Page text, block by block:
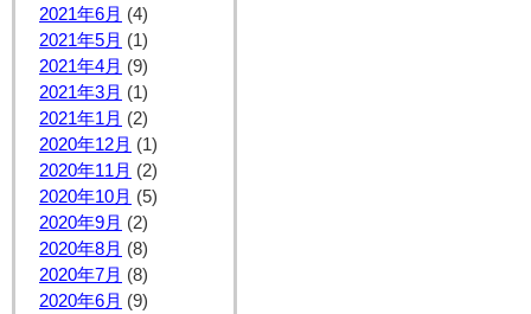
2021年6月 (4)
2021年5月 (1)
2021年4月 (9)
2021年3月 (1)
2021年1月 (2)
2020年12月 (1)
2020年11月 (2)
2020年10月 (5)
2020年9月 (2)
2020年8月 (8)
2020年7月 (8)
2020年6月 (9)